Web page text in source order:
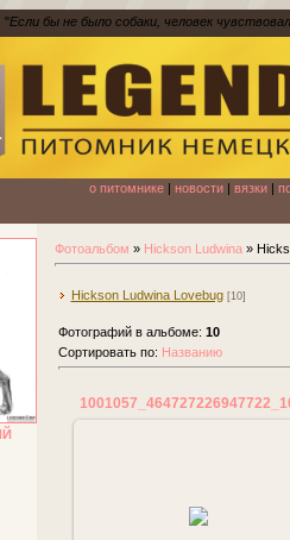
"Если бы не было собаки, человек
о питомнике| новости| вязки|
Фотоальбом » Hickson Ludwina»
Hickson Ludwina Lovebug [10]
Фотографий в альбоме: 10
Сортировать по: Названию
на ЧМ-13